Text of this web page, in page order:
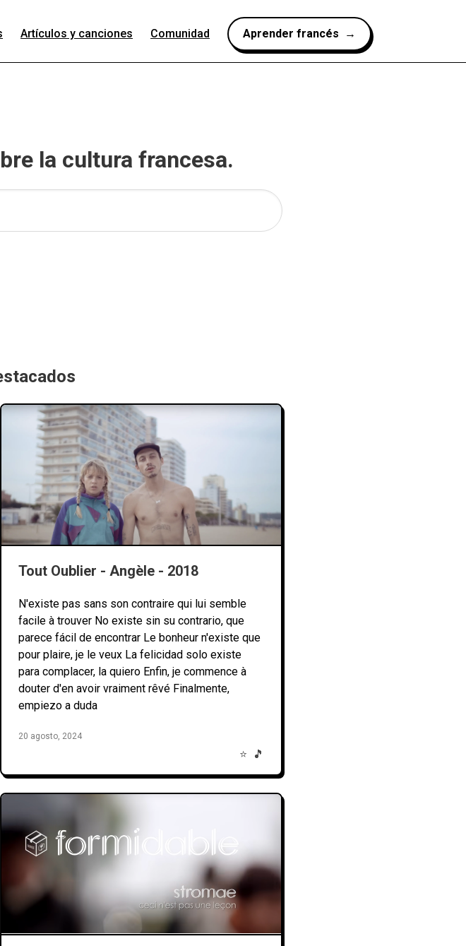
Artículos y canciones Comunidad Aprender francés →
la cultura francesa.
⭐ 🎵
Tout Oublier - Angèle - 2018
N'existe pas sans son contraire qui lui semble
facile à trouver No existe sin su contrario, que
parece fácil de encontrar Le bonheur n'existe que
pour plaire, je le veux La felicidad solo existe
para complacer, la quiero Enfin, je commence à
douter d'en avoir vraiment rêvé Finalmente,
empiezo a duda
20 agosto, 2024